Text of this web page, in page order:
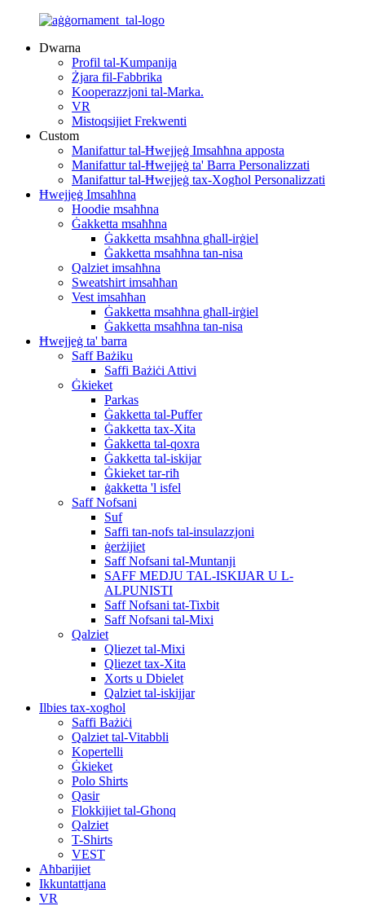
Dwarna
Profil tal-Kumpanija
Żjara fil-Fabbrika
Kooperazzjoni tal-Marka.
VR
Mistoqsijiet Frekwenti
Custom
Manifattur tal-Ħwejjeġ Imsaħħna apposta
Manifattur tal-Ħwejjeġ ta' Barra Personalizzati
Manifattur tal-Ħwejjeġ tax-Xogħol Personalizzati
Ħwejjeġ Imsaħħna
Hoodie msaħħna
Ġakketta msaħħna
Ġakketta msaħħna għall-irġiel
Ġakketta msaħħna tan-nisa
Qalziet imsaħħna
Sweatshirt imsaħħan
Vest imsaħħan
Ġakketta msaħħna għall-irġiel
Ġakketta msaħħna tan-nisa
Ħwejjeġ ta' barra
Saff Bażiku
Saffi Bażiċi Attivi
Ġkieket
Parkas
Ġakketta tal-Puffer
Ġakketta tax-Xita
Ġakketta tal-qoxra
Ġakketta tal-iskijar
Ġkieket tar-riħ
ġakketta 'l isfel
Saff Nofsani
Suf
Saffi tan-nofs tal-insulazzjoni
ġerżijiet
Saff Nofsani tal-Muntanji
SAFF MEDJU TAL-ISKIJAR U L-
ALPUNISTI
Saff Nofsani tat-Tixbit
Saff Nofsani tal-Mixi
Qalziet
Qliezet tal-Mixi
Qliezet tax-Xita
Xorts u Dbielet
Qalziet tal-iskijjar
Ilbies tax-xogħol
Saffi Bażiċi
Qalziet tal-Vitabbli
Kopertelli
Ġkieket
Polo Shirts
Qasir
Flokkijiet tal-Għonq
Qalziet
T-Shirts
VEST
Aħbarijiet
Ikkuntattjana
VR